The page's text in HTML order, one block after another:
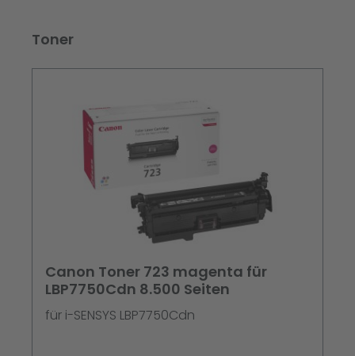
Produktgalerie überspringen
Toner
Canon Toner 723 magenta für
LBP7750Cdn 8.500 Seiten
für i-SENSYS LBP7750Cdn